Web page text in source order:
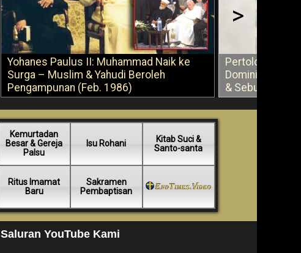
Yohanes Paulus II: Muhammad Naik ke
Surga – Muslim & Yahudi Beroleh
Pengampunan (Feb. 1986)
Pertolongan
Dominikus
& Sebuah Saran
>
Kemurtadan
Besar & Gereja
Palsu
Isu Rohani
Kitab Suci &
Santo-santa
Ritus Imamat
Baru
Sakramen
Pembaptisan
Saluran YouTube Kami